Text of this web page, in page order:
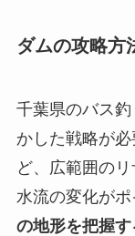
ダムの攻略方
千葉県のバス
かした戦略が
ど、広範囲の
水流の変化がポ
の地形を把握す